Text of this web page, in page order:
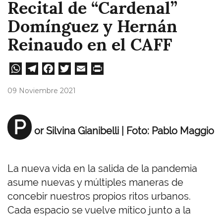
Recital de “Cardenal”
Domínguez y Hernán
Reinaudo en el CAFF
W
A
pp
Te
m
Fa
09 Noviembre 2021
P or Silvina Gianibelli | Foto: Pablo Maggio
La nueva vida en la salida de la pandemia
asume nuevas y múltiples maneras de
concebir nuestros propios ritos urbanos.
Cada espacio se vuelve mítico junto a la